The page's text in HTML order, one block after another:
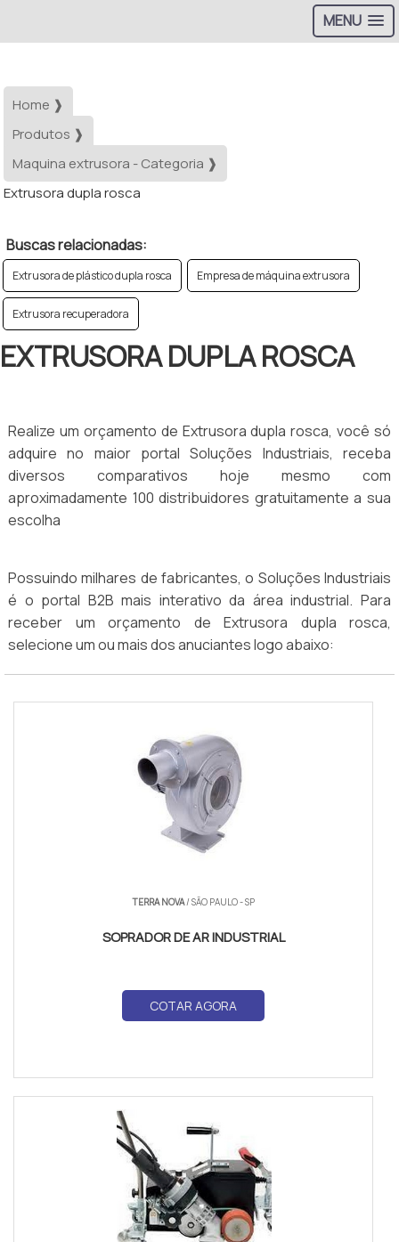
MENU
Home ❱
Produtos ❱
Maquina extrusora - Categoria ❱
Extrusora dupla rosca
Buscas relacionadas:
Extrusora de plástico dupla rosca Empresa de máquina extrusora
Extrusora recuperadora
EXTRUSORA DUPLA ROSCA
Realize um orçamento de Extrusora dupla rosca, você só
adquire no maior portal Soluções Industriais, receba
diversos comparativos hoje mesmo com
aproximadamente 100 distribuidores gratuitamente a sua
escolha
Possuindo milhares de fabricantes, o Soluções Industriais
é o portal B2B mais interativo da área industrial. Para
receber um orçamento de Extrusora dupla rosca,
selecione um ou mais dos anuciantes logo abaixo:
TERRA NOVA/ SÃO PAULO - SP
SOPRADOR DE AR INDUSTRIAL
COTAR AGORA